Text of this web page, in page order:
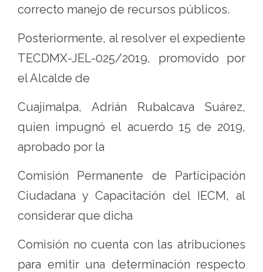
correcto manejo de recursos públicos.
Posteriormente, al resolver el expediente
TECDMX-JEL-025/2019, promovido por
el Alcalde de
Cuajimalpa, Adrián Rubalcava Suárez,
quien impugnó el acuerdo 15 de 2019,
aprobado por la
Comisión Permanente de Participación
Ciudadana y Capacitación del IECM, al
considerar que dicha
Comisión no cuenta con las atribuciones
para emitir una determinación respecto